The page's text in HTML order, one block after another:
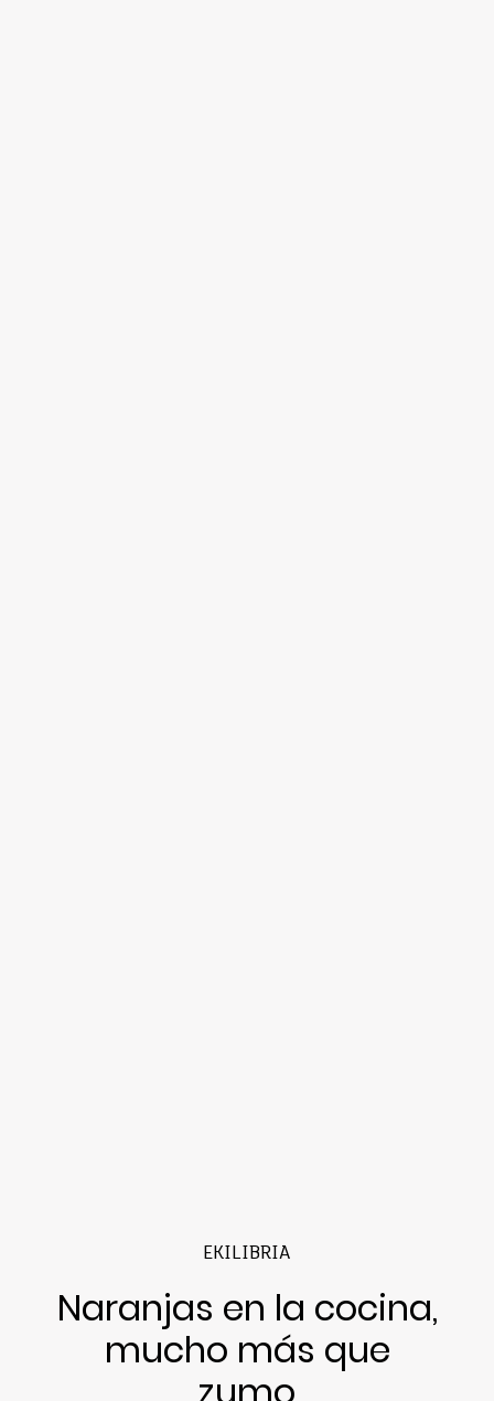
EKILIBRIA
Naranjas en la cocina,
mucho más que
zumo